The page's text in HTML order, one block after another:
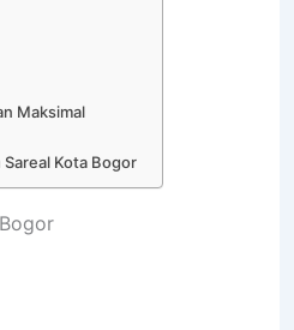
Maksimal
Kota Bogor